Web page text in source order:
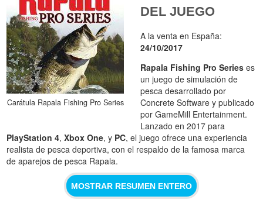
Carátula Rapala Fishing Pro Series
DEL JUEGO
A la venta en España:
24/10/2017
Rapala Fishing Pro Series es
un juego de simulación de
pesca desarrollado por
Concrete Software y publicado
por GameMill Entertainment.
Lanzado en 2017 para
PlayStation 4,Xbox One, y PC, el juego ofrece una experiencia
realista de pesca deportiva, con el respaldo de la famosa marca
de aparejos de pesca Rapala.
MOSTRAR RESUMEN ENTERO